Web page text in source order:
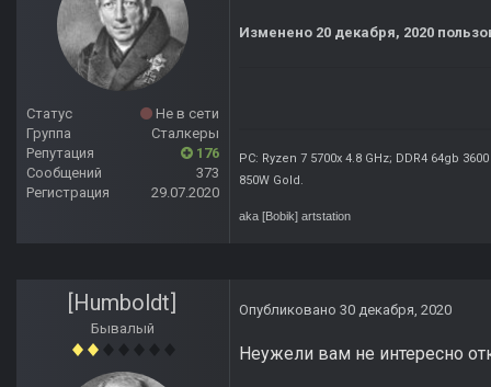
Статус
Не в сети
Группа
Сталкеры
Репутация
176
Сообщений
373
Регистрация
29.07.2020
Изменено 20 декабря, 2020
PC: Ryzen 7 5700x 4.8 GHz; DDR4 64gb
850W Gold .
aka [Bobik] artstation
[Humboldt]
Бывалый
Опубликовано 30 декабря, 2020
Неужели вам не интересно